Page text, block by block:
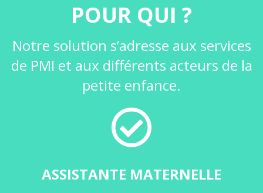
En
savoir
plus
POUR QUI ?
Notre solution s’adresse aux services
de PMI et aux différents acteurs de la
petite enfance.
ASSISTANTE MATERNELLE